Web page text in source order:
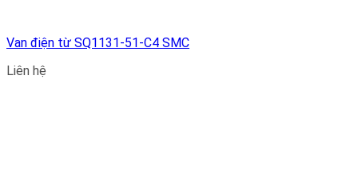
Van điện từ SQ1131-51-C4 SMC
Liên hệ